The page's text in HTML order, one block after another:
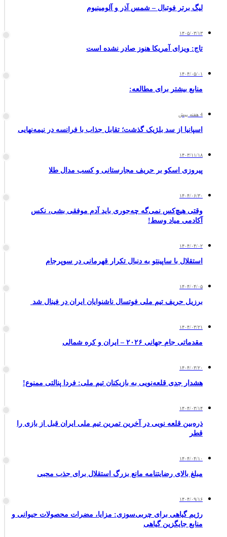
لیگ برتر فوتبال – شمس آذر و آلومینیوم
۱۴۰۵/۰۳/۱۳
تاج: ویزای آمریکا هنوز صادر نشده است
۱۴۰۴/۰۵/۰۱
منابع بیشتر برای مطالعه:
4 هفته پیش
اسپانیا از سد بلژیک گذشت؛ تقابل جذاب با فرانسه در نیمه‌نهایی
۱۴۰۳/۱۱/۱۸
پیروزی اسکو بر حریف مجارستانی و کسب مدال طلا
۱۴۰۴/۰۶/۳۰
وقتی هیچ‌کس نمی‌گه چه‌جوری باید آدم موفقی بشی، نکس
آکادمی میاد وسط!
۱۴۰۴/۰۴/۰۲
استقلال با ساپینتو به دنبال تکرار قهرمانی در سوپرجام
۱۴۰۴/۰۴/۰۵
برزیل حریف تیم ملی فوتسال ناشنوایان ایران در فینال شد
۱۴۰۴/۰۳/۲۱
مقدماتی جام جهانی ۲۰۲۶ – ایران و کره شمالی
۱۴۰۴/۰۳/۲۰
هشدار جدی قلعه‌نویی به بازیکنان تیم ملی: فردا پنالتی ممنوع!
۱۴۰۴/۰۳/۱۴
ذره‌بین قلعه نویی در آخرین تمرین تیم ملی ایران قبل از بازی را
قطر
۱۴۰۴/۰۴/۱۰
مبلغ بالای رضایتنامه مانع بزرگ استقلال برای جذب محبی
۱۴۰۴/۰۹/۱۶
رژیم گیاهی برای چربی‌سوزی: مزایا، مضرات محصولات حیوانی و
منابع جایگزین گیاهی